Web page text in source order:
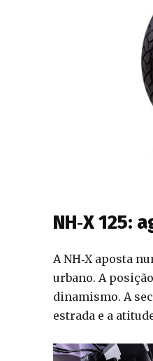
NH‑X 125:
A NH‑X aposta
urbano. A
dinamismo. A
estrada e a